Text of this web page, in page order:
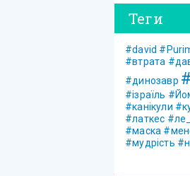
Теги
#david
#втрата
#динозавр
#ізраїль
#канікули
#латкес
#маска
#мудрість